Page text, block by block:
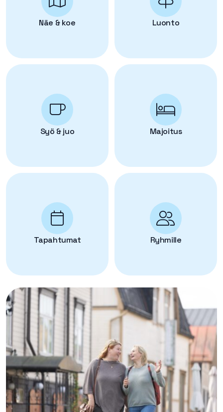
Näe & koe Luonto
Syö & juo Majoitus
Tapahtumat Ryhmille